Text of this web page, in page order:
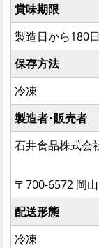
賞味期限
製造日から180
保存方法
冷凍
製造者･販売者
石井食品株式会
〒700-6572 岡
配送形態
冷凍